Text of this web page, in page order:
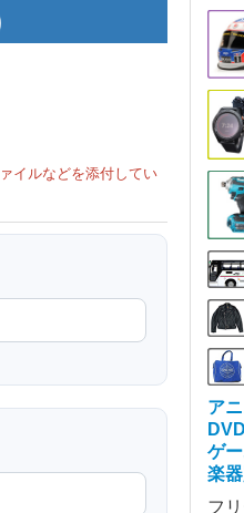
イルなどを添付してい
ア
ゲ
楽
フ